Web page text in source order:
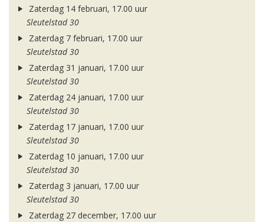
Zaterdag 14 februari, 17.00 uur
Sleutelstad 30
Zaterdag 7 februari, 17.00 uur
Sleutelstad 30
Zaterdag 31 januari, 17.00 uur
Sleutelstad 30
Zaterdag 24 januari, 17.00 uur
Sleutelstad 30
Zaterdag 17 januari, 17.00 uur
Sleutelstad 30
Zaterdag 10 januari, 17.00 uur
Sleutelstad 30
Zaterdag 3 januari, 17.00 uur
Sleutelstad 30
Zaterdag 27 december, 17.00 uur